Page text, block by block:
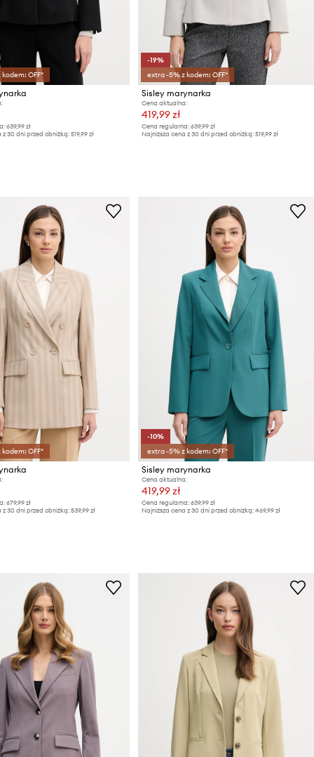
OFF*
639,99 zł
z 30 dni przed obniżką: 519,99 zł
-19%
extra -5% z kodem: OFF*
Sisley marynarka
Cena aktualna:
419,99 zł
Cena regularna: 639,99 zł
Najniższa cena z 30 dni przed obniżką: 519,99 zł
OFF*
679,99 zł
z 30 dni przed obniżką: 539,99 zł
-10%
extra -5% z kodem: OFF*
Sisley marynarka
Cena aktualna:
419,99 zł
Cena regularna: 639,99 zł
Najniższa cena z 30 dni przed obniżką: 469,99 zł